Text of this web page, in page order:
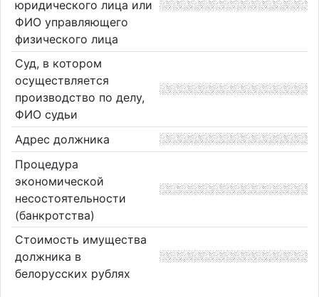
юридического лица или
ФИО управляющего
физического лица
Суд, в котором
осуществляется
производство по делу,
ФИО судьи
Адрес должника
Процедура
экономической
несостоятельности
(банкротства)
Стоимость имущества
должника в
белорусских рублях